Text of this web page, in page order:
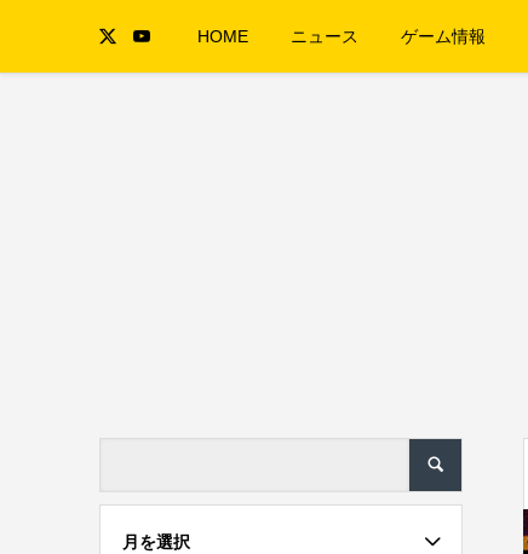
HOME ニュース ゲーム情報
月を選択